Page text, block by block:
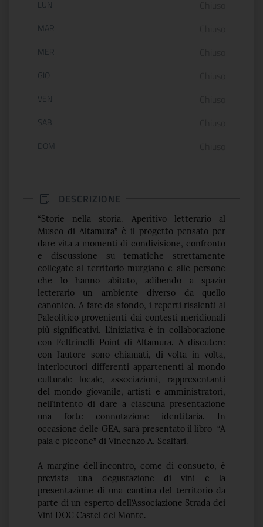
Orario di apertura:
LUN
MAR
MER
GIO
VEN
SAB
DOM
DESCRIZIONE
“Storie nella storia. Aperitivo letterario al
Museo di Altamura” è il progetto pensato per
dare vita a momenti di condivisione, confronto
e discussione su tematiche strettamente
collegate al territorio murgiano e alle persone
che lo hanno abitato, adibendo a spazio
letterario un ambiente diverso da quello
canonico. A fare da sfondo, i reperti risalenti al
Paleolitico provenienti dai contesti meridionali
più significativi. L’iniziativa è in collaborazione
con Feltrinelli Point di Altamura. A discutere
con l’autore sono chiamati, di volta in volta,
interlocutori differenti appartenenti al mondo
culturale locale, associazioni, rappresentanti
del mondo giovanile, artisti e amministratori,
nell’intento di dare a ciascuna presentazione
una forte connotazione identitaria. In
occasione delle GEA, sarà presentato il libro “A
pala e piccone” di Vincenzo A. Scalfari.
A margine dell'incontro, come di consueto, è
prevista una degustazione di vini e la
presentazione di una cantina del territorio da
parte di un esperto dell’Associazione Strada dei
Vini DOC Castel del Monte.